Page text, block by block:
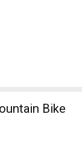
Bike